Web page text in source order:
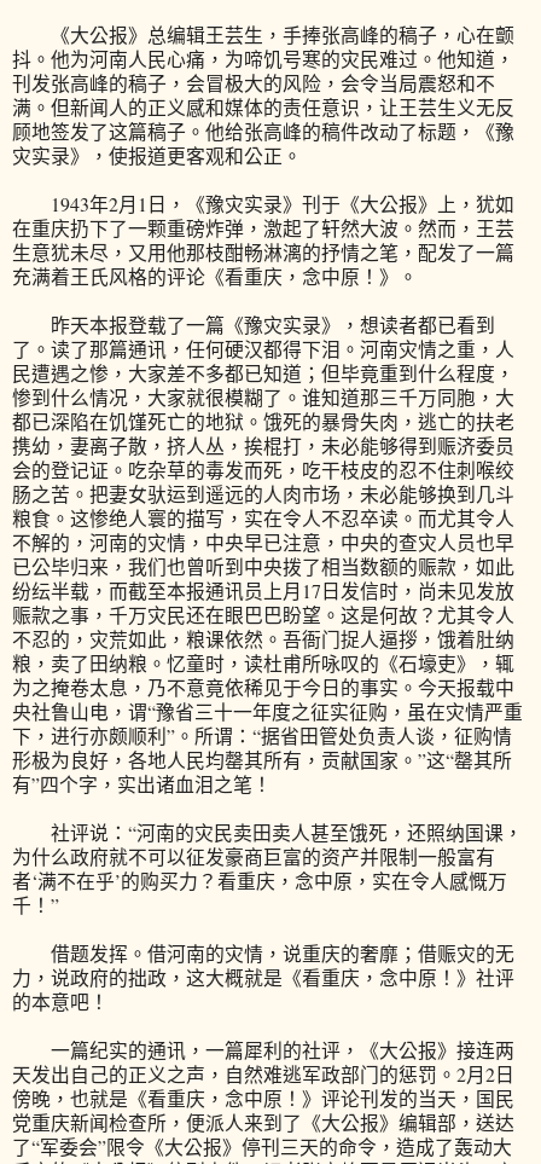
《大公报》总编辑王芸生，手捧张高峰的稿子，心在颤
抖。他为河南人民心痛，为啼饥号寒的灾民难过。他知道，
刊发张高峰的稿子，会冒极大的风险，会令当局震怒和不
满。但新闻人的正义感和媒体的责任意识，让王芸生义无反
顾地签发了这篇稿子。他给张高峰的稿件改动了标题，《豫
灾实录》，使报道更客观和公正。
1943年2月1日，《豫灾实录》刊于《大公报》上，犹如
在重庆扔下了一颗重磅炸弹，激起了轩然大波。然而，王芸
生意犹未尽，又用他那枝酣畅淋漓的抒情之笔，配发了一篇
充满着王氏风格的评论《看重庆，念中原！》。
昨天本报登载了一篇《豫灾实录》，想读者都已看到
了。读了那篇通讯，任何硬汉都得下泪。河南灾情之重，人
民遭遇之惨，大家差不多都已知道；但毕竟重到什么程度，
惨到什么情况，大家就很模糊了。谁知道那三千万同胞，大
都已深陷在饥馑死亡的地狱。饿死的暴骨失肉，逃亡的扶老
携幼，妻离子散，挤人丛，挨棍打，未必能够得到赈济委员
会的登记证。吃杂草的毒发而死，吃干枝皮的忍不住刺喉绞
肠之苦。把妻女驮运到遥远的人肉市场，未必能够换到几斗
粮食。这惨绝人寰的描写，实在令人不忍卒读。而尤其令人
不解的，河南的灾情，中央早已注意，中央的查灾人员也早
已公毕归来，我们也曾听到中央拨了相当数额的赈款，如此
纷纭半载，而截至本报通讯员上月17日发信时，尚未见发放
赈款之事，千万灾民还在眼巴巴盼望。这是何故？尤其令人
不忍的，灾荒如此，粮课依然。吾衙门捉人逼拶，饿着肚纳
粮，卖了田纳粮。忆童时，读杜甫所咏叹的《石壕吏》，辄
为之掩卷太息，乃不意竟依稀见于今日的事实。今天报载中
央社鲁山电，谓“豫省三十一年度之征实征购，虽在灾情严重
下，进行亦颇顺利”。所谓：“据省田管处负责人谈，征购情
形极为良好，各地人民均罄其所有，贡献国家。”这“罄其所
有”四个字，实出诸血泪之笔！
社评说：“河南的灾民卖田卖人甚至饿死，还照纳国课，
为什么政府就不可以征发豪商巨富的资产并限制一般富有
者‘满不在乎’的购买力？看重庆，念中原，实在令人感慨万
千！”
借题发挥。借河南的灾情，说重庆的奢靡；借赈灾的无
力，说政府的拙政，这大概就是《看重庆，念中原！》社评
的本意吧！
一篇纪实的通讯，一篇犀利的社评，《大公报》接连两
天发出自己的正义之声，自然难逃军政部门的惩罚。2月2日
傍晚，也就是《看重庆，念中原！》评论刊发的当天，国民
党重庆新闻检查所，便派人来到了《大公报》编辑部，送达
了“军委会”限令《大公报》停刊三天的命令，造成了轰动大